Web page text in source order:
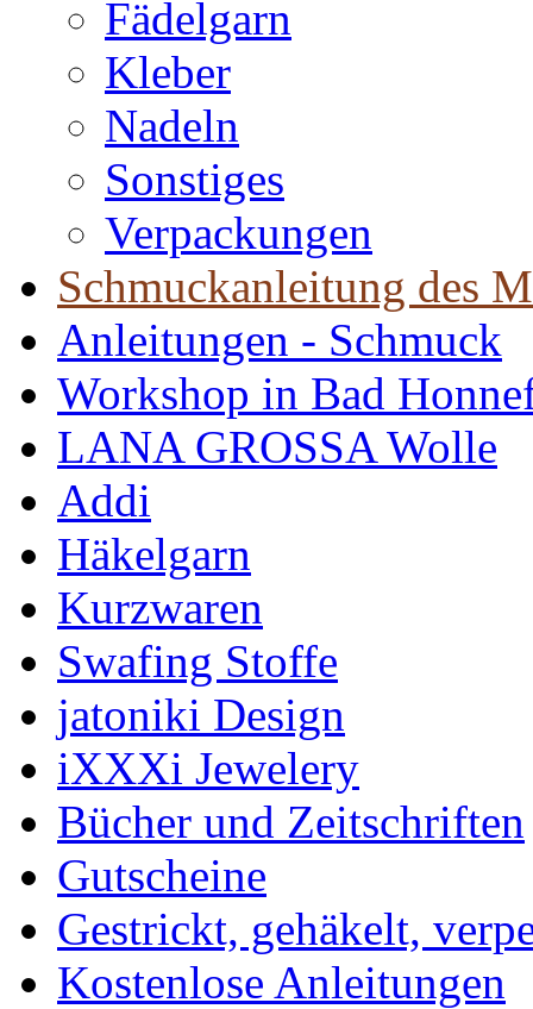
Fädelgarn
Kleber
Nadeln
Sonstiges
Verpackungen
Schmuckanleitung des
Anleitungen - Schmuck
Workshop in Bad
LANA GROSSA Wolle
Addi
Häkelgarn
Kurzwaren
Swafing Stoffe
jatoniki Design
iXXXi Jewelery
Bücher und Zeitschriften
Gutscheine
Gestrickt, gehäkelt,
Kostenlose Anleitungen